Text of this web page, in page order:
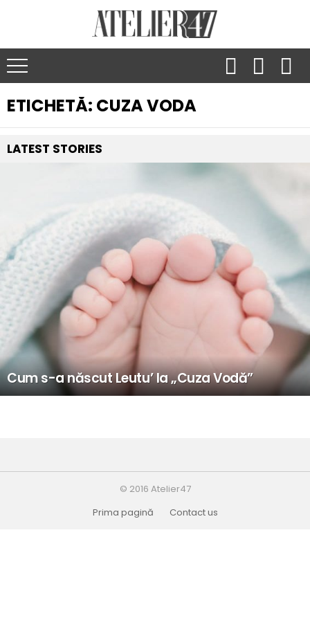
ETICHETĂ: CUZA VODA
LATEST STORIES
Cum s-a născut Leutu’ la „Cuza Vodă”
© 2016 Atelier47
Prima pagină
Contact us